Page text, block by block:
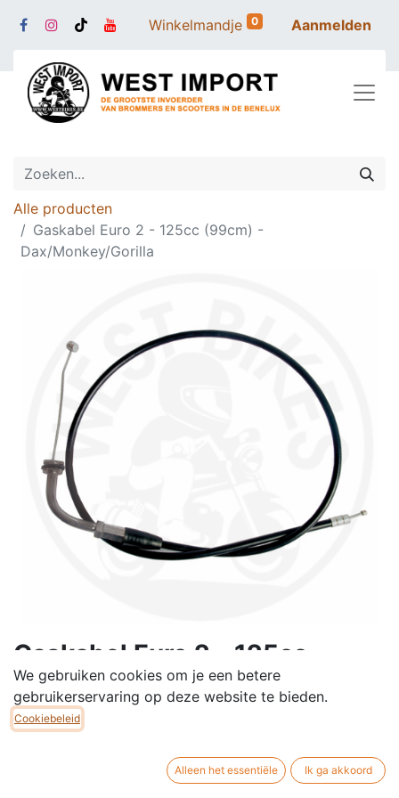
Winkelmandje 0 Aanmelden
Alle producten
Gaskabel Euro 2 - 125cc (99cm) -
Dax/Monkey/Gorilla
Gaskabel Euro 2 - 125cc
(99cm) - Dax/Monkey/Gorilla
De gaskabel zit tussen het gashendel en de
carburateur. De kabel bestaat uit een binnen en
buitenkabel, hierbij zorgt de binnenkabel dat wanneer
de gashendel open wordt gedraaid de gasschuif in de
We gebruiken cookies om je een betere
gebruikerservaring op deze website te bieden.
Cookiebeleid
Alleen het essentiële Ik ga akkoord